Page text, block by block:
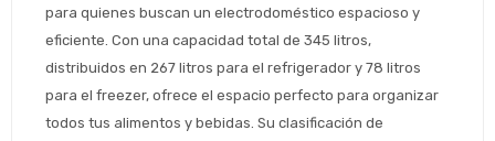
para quienes buscan un electrodoméstico espacioso y
eficiente. Con una capacidad total de 345 litros,
distribuidos en 267 litros para el refrigerador y 78 litros
para el freezer, ofrece el espacio perfecto para organizar
todos tus alimentos y bebidas. Su clasificación de